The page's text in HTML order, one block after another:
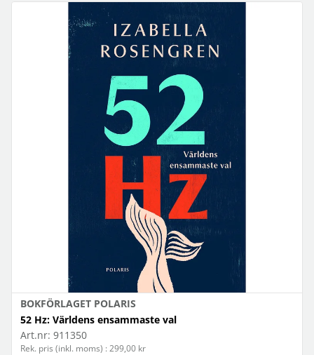
BOKFÖRLAGET POLARIS
52 Hz: Världens ensammaste val
Art.nr: 911350
Rek. pris (inkl. moms) : 299,00 kr